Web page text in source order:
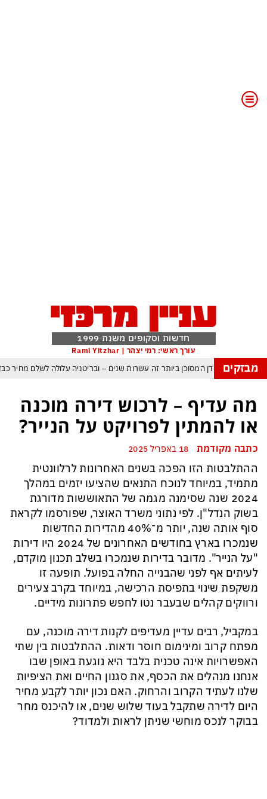
חדשות וסקופים משנת 1999
עורך ראשי: רמי יצהר | Rami Yitzhar
מבזקים
העולם נכנס לעידן המסוכן ביותר זה עשרות שנים – ובריטניה עלולה לשלם מחיר
מי היה מאמין שבאר שבע תנצח את הכוכב האדום?
ומיירטים להגנה – טראמפ נשאר רק עם ציוצי האיום המגוחכים שלא מזיזים
גרדום כמדיניות: כך הפכה ההוצאה להורג לכלי ההרתעה המרכזי של המשטר
א-סיסי, ארדואן ושליט קטאר מכנסים פגישת ״כיפה אדומה״ לנתניהו בנושא
מה עדיף – לרכוש דירה מוכנה
או להמתין לפרויקט על הנייר?
כתבה מקודמת
ההתלבטות הזו הפכה בשנים האחרונות לרלוונטית
מתמיד, במיוחד לנוכח התנאים שהציעו יזמים במהלך
2024 שנה שסימנה מגמה של התאוששות מדורגת
בשוק הנדל"ן. לפי נתוני משרד האוצר, שפורסמו לקראת
סוף אותה שנה, יותר מ־40% מהדירות החדשות
שנמכרו בארץ בחודשים האחרונים של 2024 היו דירות
"על הנייר". מדובר בדירות שנמכרו בשלב תכנון מוקדם,
לעיתים אף לפני שהבנייה החלה בפועל. תופעה זו
משקפת שינוי בתפיסת הרכישה, במיוחד בקרב צעירים
ורווקים קהלים שבעבר נטו לחפש פתרונות מידיים.
במקביל, רבים עדיין מעדיפים לקנות דירה מוכנה, עם
מפתח קרוב ומינימום חוסר ודאות. ההתלבטות בין שתי
האפשרויות אינה טכנית בלבד היא נוגעת באופן שבו
אנחנו מנהלים את הכסף, את סגנון החיים ואת הציפיות
שלנו לעתיד הקרוב והרחוק. האם נכון יותר לקבע מחיר
היום לדירה שתקבל בעוד שלוש שנים, או להיכנס מחר
בבוקר לנכס מוחשי שניתן לראות ולמדוד?